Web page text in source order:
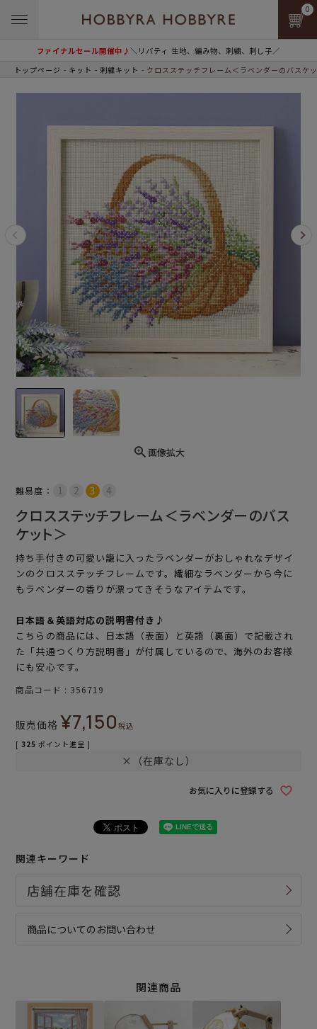
ファイナルセール開催中♪＼リバティ 生地、編み物、刺繍、刺し子／
0
トップページ キット 刺繍キット クロスステッチフレーム＜ラベンダーのバスケ
画像拡大
難易度：
クロスステッチフレーム＜ラベンダーのバス
ケット＞
持ち手付きの可愛い籠に入ったラベンダーがおしゃれなデザイ
ンのクロスステッチフレームです。繊細なラベンダーから今に
もラベンダーの香りが漂ってきそうなアイテムです。
日本語＆英語対応の説明書付き♪
こちらの商品には、日本語（表面）と英語（裏面）で記載され
た「共通つくり方説明書」が付属しているので、海外のお客様
にも安心です。
商品コード 356719
販売価格 ¥7,150税込
[ 325 ポイント進呈 ]
×（在庫なし）
お気に入りに登録する
関連キーワード
商品についてのお問い合わせ
関連商品